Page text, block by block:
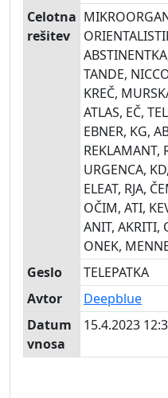
Celotna
rešitev
TANDE,
KREČ,
ATLAS, EČ,
EBNER, KG,
REKLAMANT,
URGENCA,
ELEAT, RJA,
OČIM, ATI,
ANIT, AKRITI,
ONEK,
Geslo
TELEPATKA
Avtor
Deepblue
Datum
vnosa
15.4.2023